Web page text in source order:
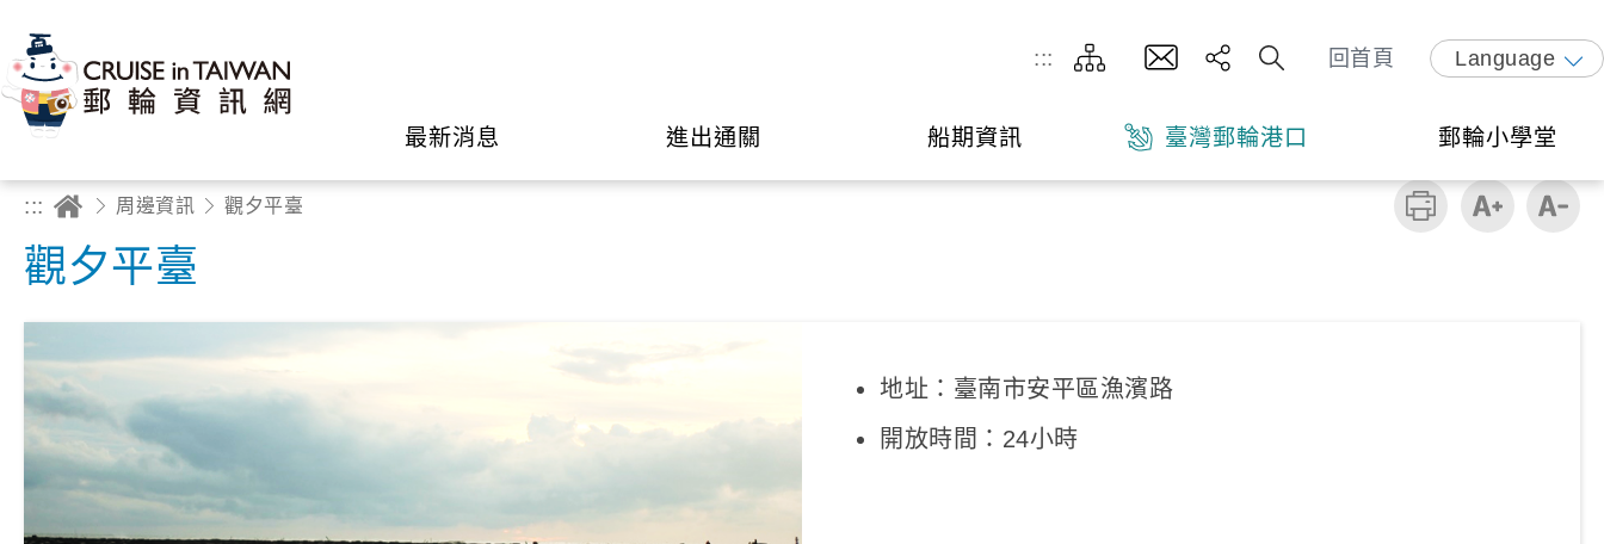
::: 回首頁 Language
最新消息 進出通關 船期資訊 臺灣郵輪港口 郵輪小學堂
::: 周邊資訊 觀夕平臺
觀夕平臺
地址：臺南市安平區漁濱路
開放時間：24小時